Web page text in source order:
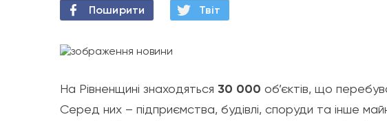
Поширити Твiт
На Рівненщині знаходяться 30 000 об’єктів, що
Серед них – підприємства, будівлі, споруди та інше